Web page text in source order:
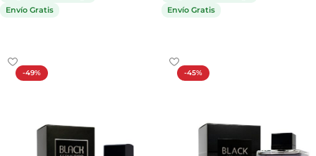
Envío Gratis
Envío Gratis
-49% -45%